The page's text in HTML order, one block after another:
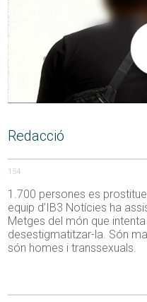
Redacció
154
1.700 persones es
equip d’IB3 Notícies ha
Metges del món que
desestigmatitzar-la. Són
són homes i transsexuals.